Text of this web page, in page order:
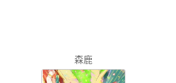
森鹿